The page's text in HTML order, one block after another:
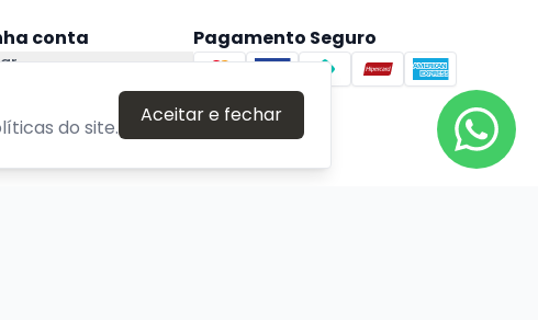
do site.
Aceitar e fechar
conta Pagamento Seguro